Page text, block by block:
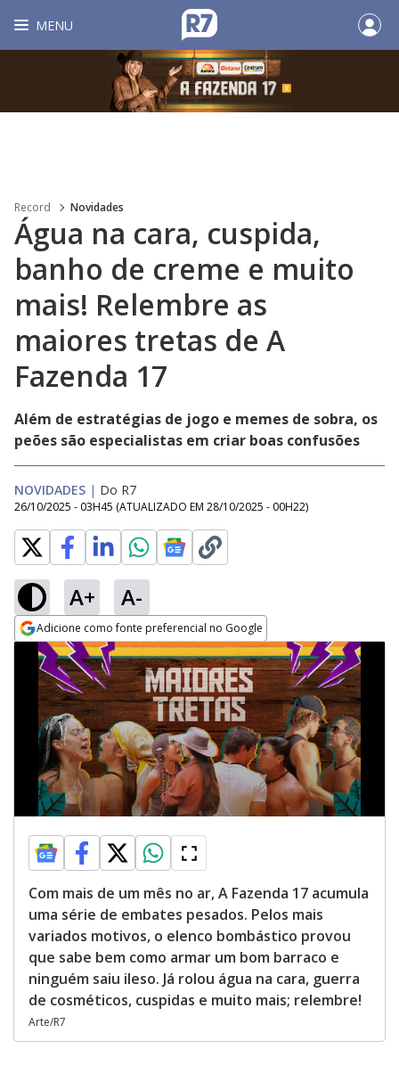
MENU
Record Novidades
Água na cara, cuspida,
banho de creme e muito
mais! Relembre as
maiores tretas de A
Fazenda 17
Além de estratégias de jogo e memes de sobra, os
peões são especialistas em criar boas confusões
NOVIDADES | Do R7
26/10/2025 - 03H45 (ATUALIZADO EM 28/10/2025 - 00H22)
A+ A-
Adicione como fonte preferencial no Google
Opens in new window
Com mais de um mês no ar, A Fazenda 17 acumula
uma série de embates pesados. Pelos mais
variados motivos, o elenco bombástico provou
que sabe bem como armar um bom barraco e
ninguém saiu ileso. Já rolou água na cara, guerra
de cosméticos, cuspidas e muito mais; relembre!
Arte/R7